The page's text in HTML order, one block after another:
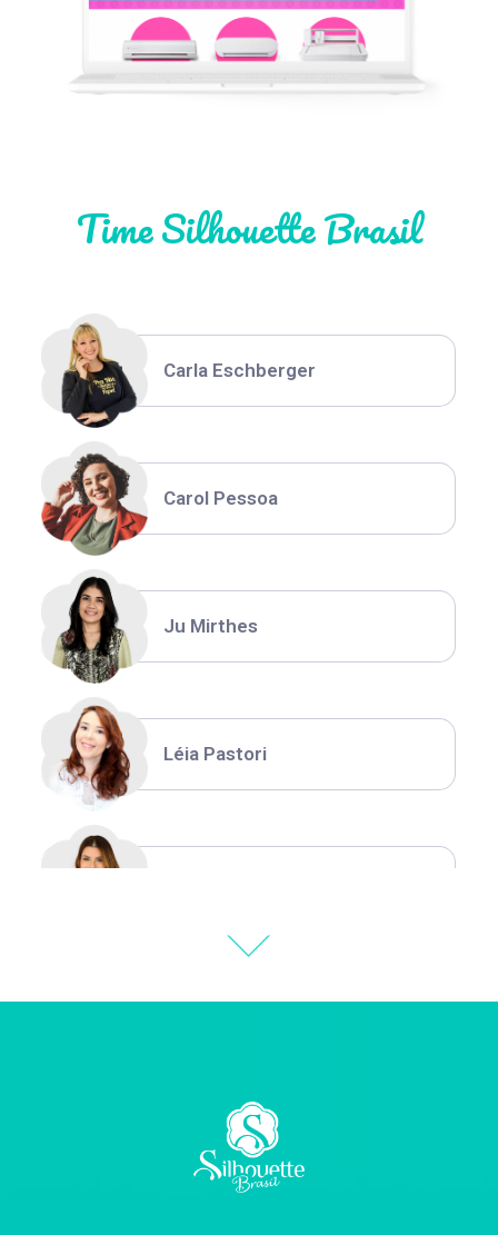
Time Silhouette Brasil
Thiara Ney
Carla Eschberger
Carol Pessoa
Ju Mirthes
Léia Pastori
Carla Eschberger